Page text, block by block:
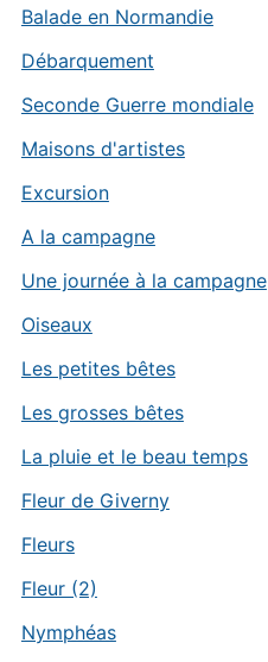
Balade en Normandie
Débarquement
Seconde Guerre mondiale
Maisons d'artistes
Excursion
A la campagne
Une journée à la campagne
Oiseaux
Les petites bêtes
Les grosses bêtes
La pluie et le beau temps
Fleur de Giverny
Fleurs
Fleur (2)
Nymphéas